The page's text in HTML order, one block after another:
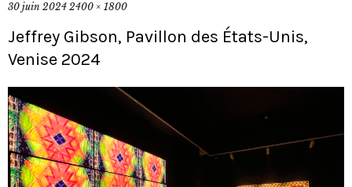
30 juin 2024 2400 × 1800
Jeffrey Gibson, Pavillon des États-Unis,
Venise 2024